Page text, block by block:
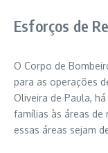
Esforços de
O Corpo de
para as operações
Oliveira de Paula,
famílias às áreas de
essas áreas sejam